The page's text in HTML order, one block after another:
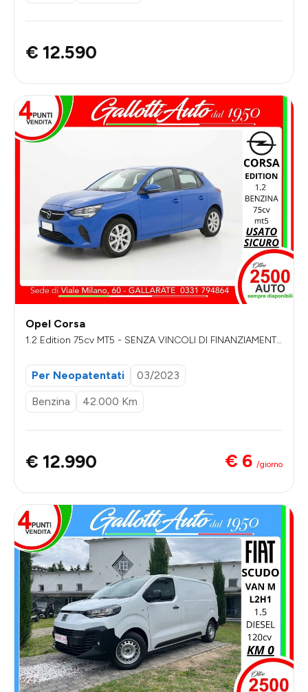
€ 12.590
Opel Corsa
1.2 Edition 75cv MT5 - SENZA VINCOLI DI FINANZIAMENT
Per Neopatentati
03/2023
Benzina
42.000 Km
€ 12.990 € 6 /giorno